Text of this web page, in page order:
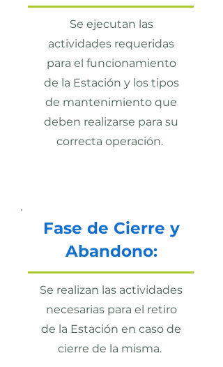
Se ejecutan las
actividades requeridas
para el funcionamiento
de la Estación y los tipos
de mantenimiento que
deben realizarse para su
correcta operación.
Fase de Cierre y
Abandono:
Se realizan las actividades
necesarias para el retiro
de la Estación en caso de
cierre de la misma.